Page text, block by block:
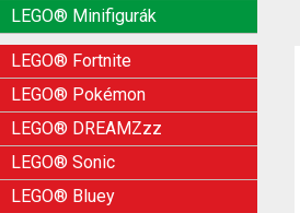
LEGO® Minifigurák
LEGO® Fortnite
LEGO® Pokémon
LEGO® DREAMZzz
LEGO® Sonic
LEGO® Bluey